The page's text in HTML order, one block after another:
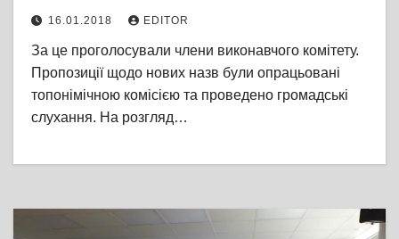
16.01.2018 EDITOR
За це проголосували члени виконавчого комітету.
Пропозиції щодо нових назв були опрацьовані
топонімічною комісією та проведено громадські
слухання. На розгляд…